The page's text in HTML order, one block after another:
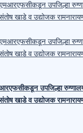
उपजिल्हा
खाडे व उद्योजक